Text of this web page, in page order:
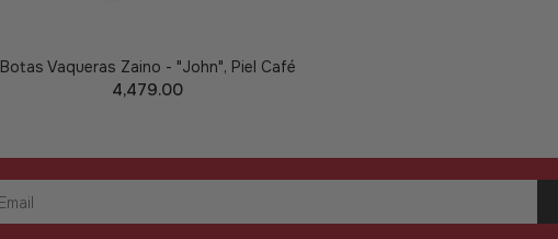
Botas Vaqueras Zaino - "John", Piel Café
4,479.00